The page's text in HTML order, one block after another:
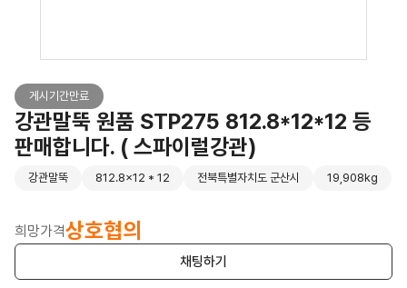
게시기간만료
강관말뚝 원품 STP275 812.8*12*12 등
판매합니다. ( 스파이럴강관)
강관말뚝 812.8x12 * 12 전북특별자치도 군산시 19,908kg
희망가격상호협의
채팅하기